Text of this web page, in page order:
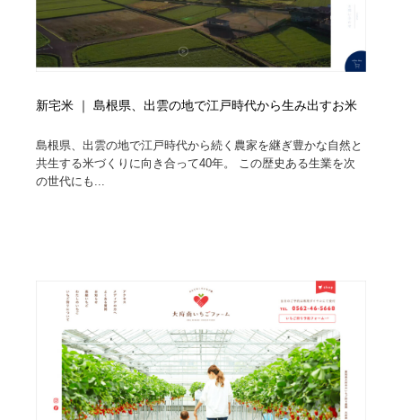
新宅米 ｜ 島根県、出雲の地で江戸時代から生み出すお米
島根県、出雲の地で江戸時代から続く農家を継ぎ豊かな自然と
共生する米づくりに向き合って40年。 この歴史ある生業を次
の世代にも...